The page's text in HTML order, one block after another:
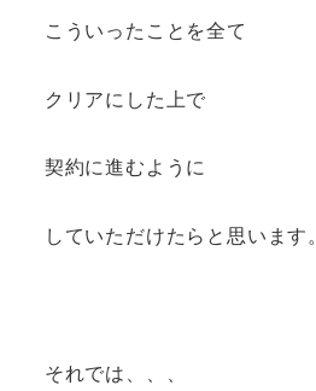
こういったことを全て
クリアにした上で
契約に進むように
していただけたらと思います。
それでは、、、